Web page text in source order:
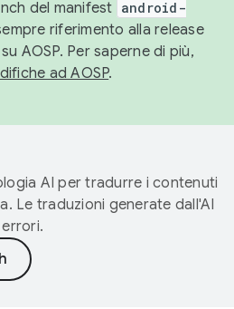
del manifest android-
riferimento alla release
AOSP. Per saperne di più,
ad AOSP.
AI per tradurre i contenuti
Le traduzioni generate dall'AI